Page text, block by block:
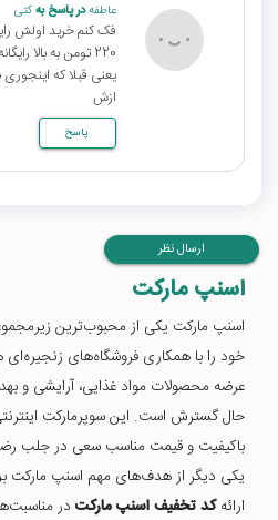
عاطفهدر پاسخ بهکتی
فک کنم خرید اولش
220 تومن به بالا رایگانه
یعنی قبلا که
ازش
پاسخ
ارسال نظر
اسنپ مارکت
اسنپ مارکت یکی از محبوب‌ترین
خود را با همکاری فروشگاه‌های زنجیره‌ای
عرضه محصولات مواد غذایی، آرایشی و
حال گسترش است. این سوپرمارکت
باکیفیت و قیمت مناسب سعی در جلب
یکی دیگر از هدف‌های مهم اسنپ مارکت
ارائهکد تخفیف اسنپ مارکت در